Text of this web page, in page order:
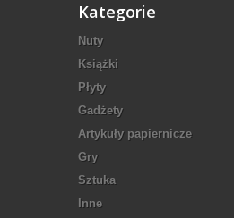
Kategorie
Nuty
Książki
Płyty
Gadżety
Artykuły papiernicze
Gry
Sztuka
Inne